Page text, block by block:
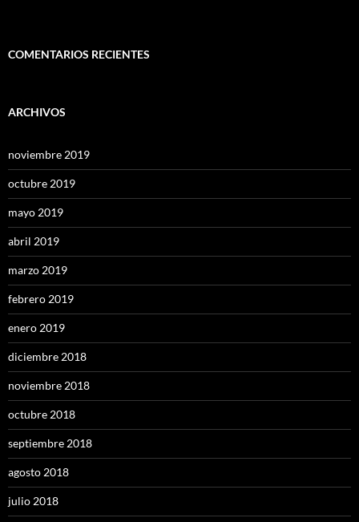
COMENTARIOS RECIENTES
ARCHIVOS
noviembre 2019
octubre 2019
mayo 2019
abril 2019
marzo 2019
febrero 2019
enero 2019
diciembre 2018
noviembre 2018
octubre 2018
septiembre 2018
agosto 2018
julio 2018